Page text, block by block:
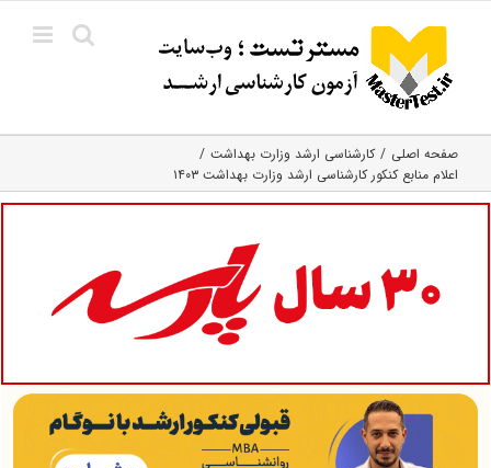
content
صفحه اصلی
کارشناسی ارشد وزارت بهداشت
اعلام منابع کنکور کارشناسی ارشد وزارت بهداشت ۱۴۰۳